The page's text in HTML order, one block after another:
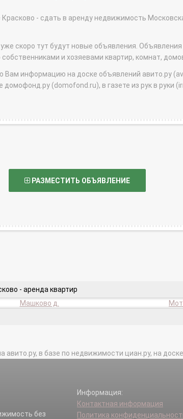
Красково - сдать в аренду недвижимость
скоро тут будут новые объявления.
и хозяевами квартир, комнат,
информацию на доске объявлений авито.ру
(domofond.ru), в газете из рук в руки
РАЗМЕСТИТЬ ОБЪЯВЛЕНИЕ
- аренда квартир
Машково д.
авито.ру, в базе по недвижимости циан.ру, на
без
Информация:
Контактная информация
Политика